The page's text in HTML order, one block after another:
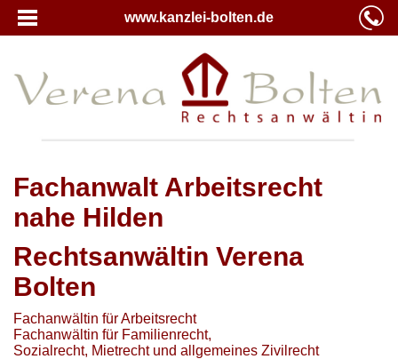
www.kanzlei-bolten.de
Fachanwalt Arbeitsrecht
nahe Hilden
Rechtsanwältin Verena
Bolten
Fachanwältin für Arbeitsrecht
Fachanwältin für Familienrecht,
Sozialrecht, Mietrecht und allgemeines Zivilrecht